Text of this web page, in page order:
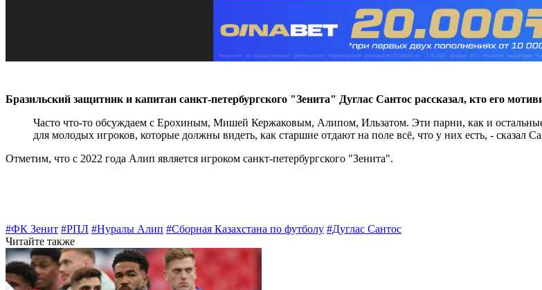
Бразильский защитник и капитан санкт-петербургского "Зенита" Дуглас Сантос рассказал, кто его
Часто что-то обсуждаем с Ерохиным, Мишей Кержаковым, Алипом, Ильзатом. Эти парни, как и
для молодых игроков, которые должны видеть, как старшие отдают на поле всё, что у них есть, - сказал
Отметим, что с 2022 года Алип является игроком санкт-петербургского "Зенита".
#ФК Зенит #РПЛ #Нуралы Алип #Сборная Казахстана по футболу #Дуглас Сантос
Читайте также